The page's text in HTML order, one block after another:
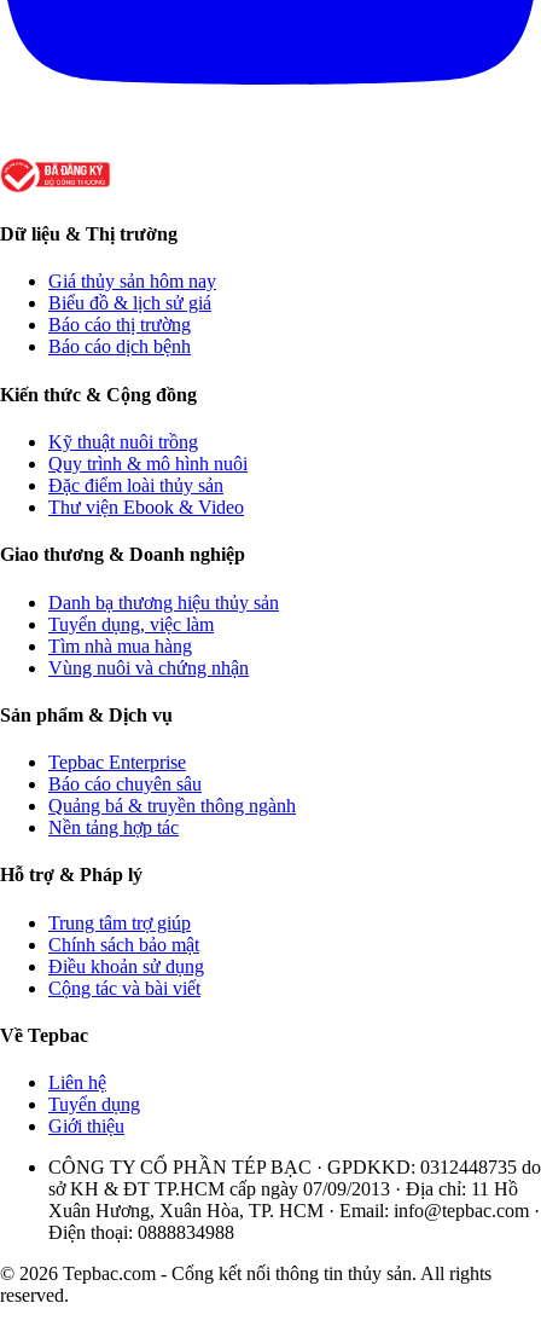
Dữ liệu & Thị trường
Giá thủy sản hôm nay
Biểu đồ & lịch sử giá
Báo cáo thị trường
Báo cáo dịch bệnh
Kiến thức & Cộng đồng
Kỹ thuật nuôi trồng
Quy trình & mô hình nuôi
Đặc điểm loài thủy sản
Thư viện Ebook & Video
Giao thương & Doanh nghiệp
Danh bạ thương hiệu thủy sản
Tuyển dụng, việc làm
Tìm nhà mua hàng
Vùng nuôi và chứng nhận
Sản phẩm & Dịch vụ
Tepbac Enterprise
Báo cáo chuyên sâu
Quảng bá & truyền thông ngành
Nền tảng hợp tác
Hỗ trợ & Pháp lý
Trung tâm trợ giúp
Chính sách bảo mật
Điều khoản sử dụng
Cộng tác và bài viết
Về Tepbac
Liên hệ
Tuyển dụng
Giới thiệu
CÔNG TY CỔ PHẦN TÉP BẠC · GPDKKD: 0312448735 do
sở KH & ĐT TP.HCM cấp ngày 07/09/2013 · Địa chỉ: 11 Hồ
Xuân Hương, Xuân Hòa, TP. HCM · Email: info@tepbac.com ·
Điện thoại: 0888834988
© 2026 Tepbac.com - Cổng kết nối thông tin thủy sản. All rights
reserved.